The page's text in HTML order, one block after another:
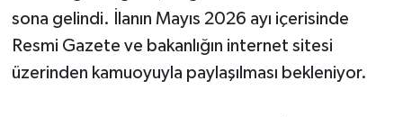
sona gelindi. İlanın Mayıs 2026 ayı içerisinde
Resmi Gazete ve bakanlığın internet sitesi
üzerinden kamuoyuyla paylaşılması bekleniyor.
Savaştepe
SEYAHAT